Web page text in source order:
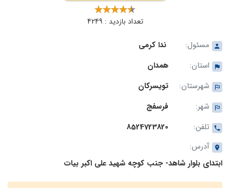
تعداد بازدید : 4249
مسئول:
ندا کرمی
استان:
همدان
شهرستان:
تویسرکان
شهر:
فرسفج
تلفن:
8524723820
آدرس:
ابتدای بلوار شاهد- جنب کوچه شهید علی اکبر بیات